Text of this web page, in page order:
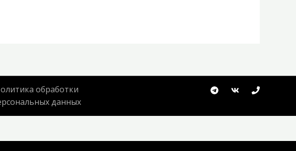
обработки
данных